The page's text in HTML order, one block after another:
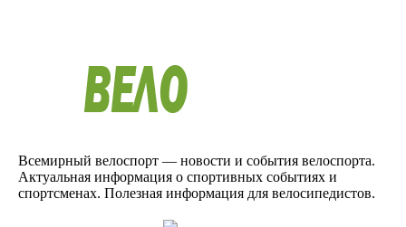
Всемирный велоспорт — новости и события велоспорта.
Актуальная информация о спортивных событиях и
спортсменах. Полезная информация для велосипедистов.